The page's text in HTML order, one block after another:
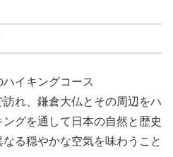
イキングコース
れ、鎌倉大仏とその周辺をハ
グを通して日本の自然と歴史
る穏やかな空気を味わうこと